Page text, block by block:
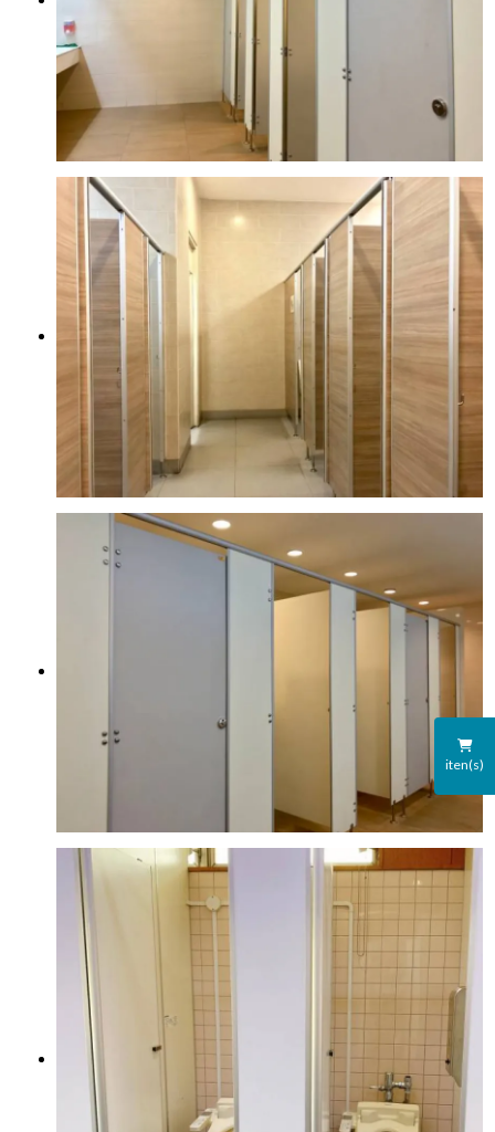
iten(s)